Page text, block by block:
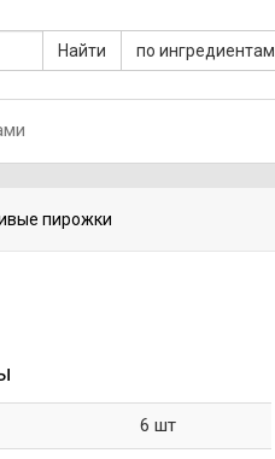
Найти по ингредиентам
пирожки
6 шт